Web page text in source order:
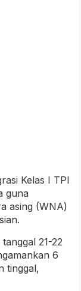
Kelas I TPI
guna
asing (WNA)
21-22
6
tinggal,